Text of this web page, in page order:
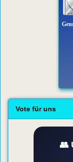
Lisa
Vote für uns